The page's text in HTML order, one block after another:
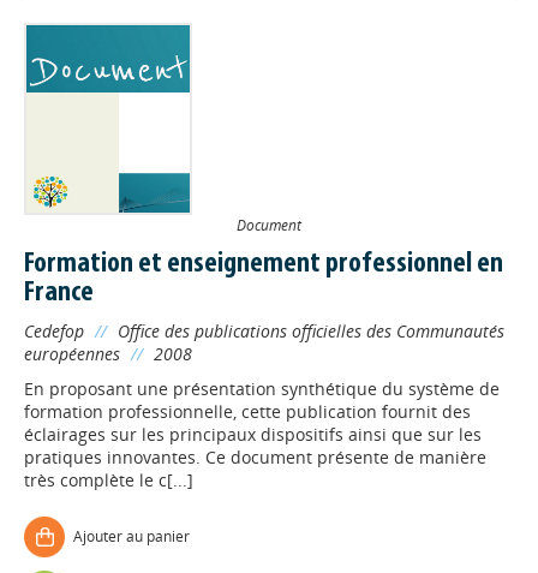
Document
Formation et enseignement professionnel en
France
Cedefop // Office des publications officielles des Communautés
européennes // 2008
En proposant une présentation synthétique du système de
formation professionnelle, cette publication fournit des
éclairages sur les principaux dispositifs ainsi que sur les
pratiques innovantes. Ce document présente de manière
très complète le c[...]
Ajouter au panier